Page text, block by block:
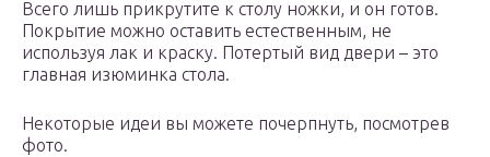
Всего лишь прикрутите к столу ножки, и он готов.
Покрытие можно оставить естественным, не
используя лак и краску. Потертый вид двери – это
главная изюминка стола.
Некоторые идеи вы можете почерпнуть, посмотрев
фото.